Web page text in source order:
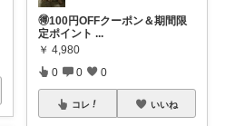
🉐100円OFFクーポン＆期間限
定ポイント ...
￥ 4,980
0 0 0
コレ いいね